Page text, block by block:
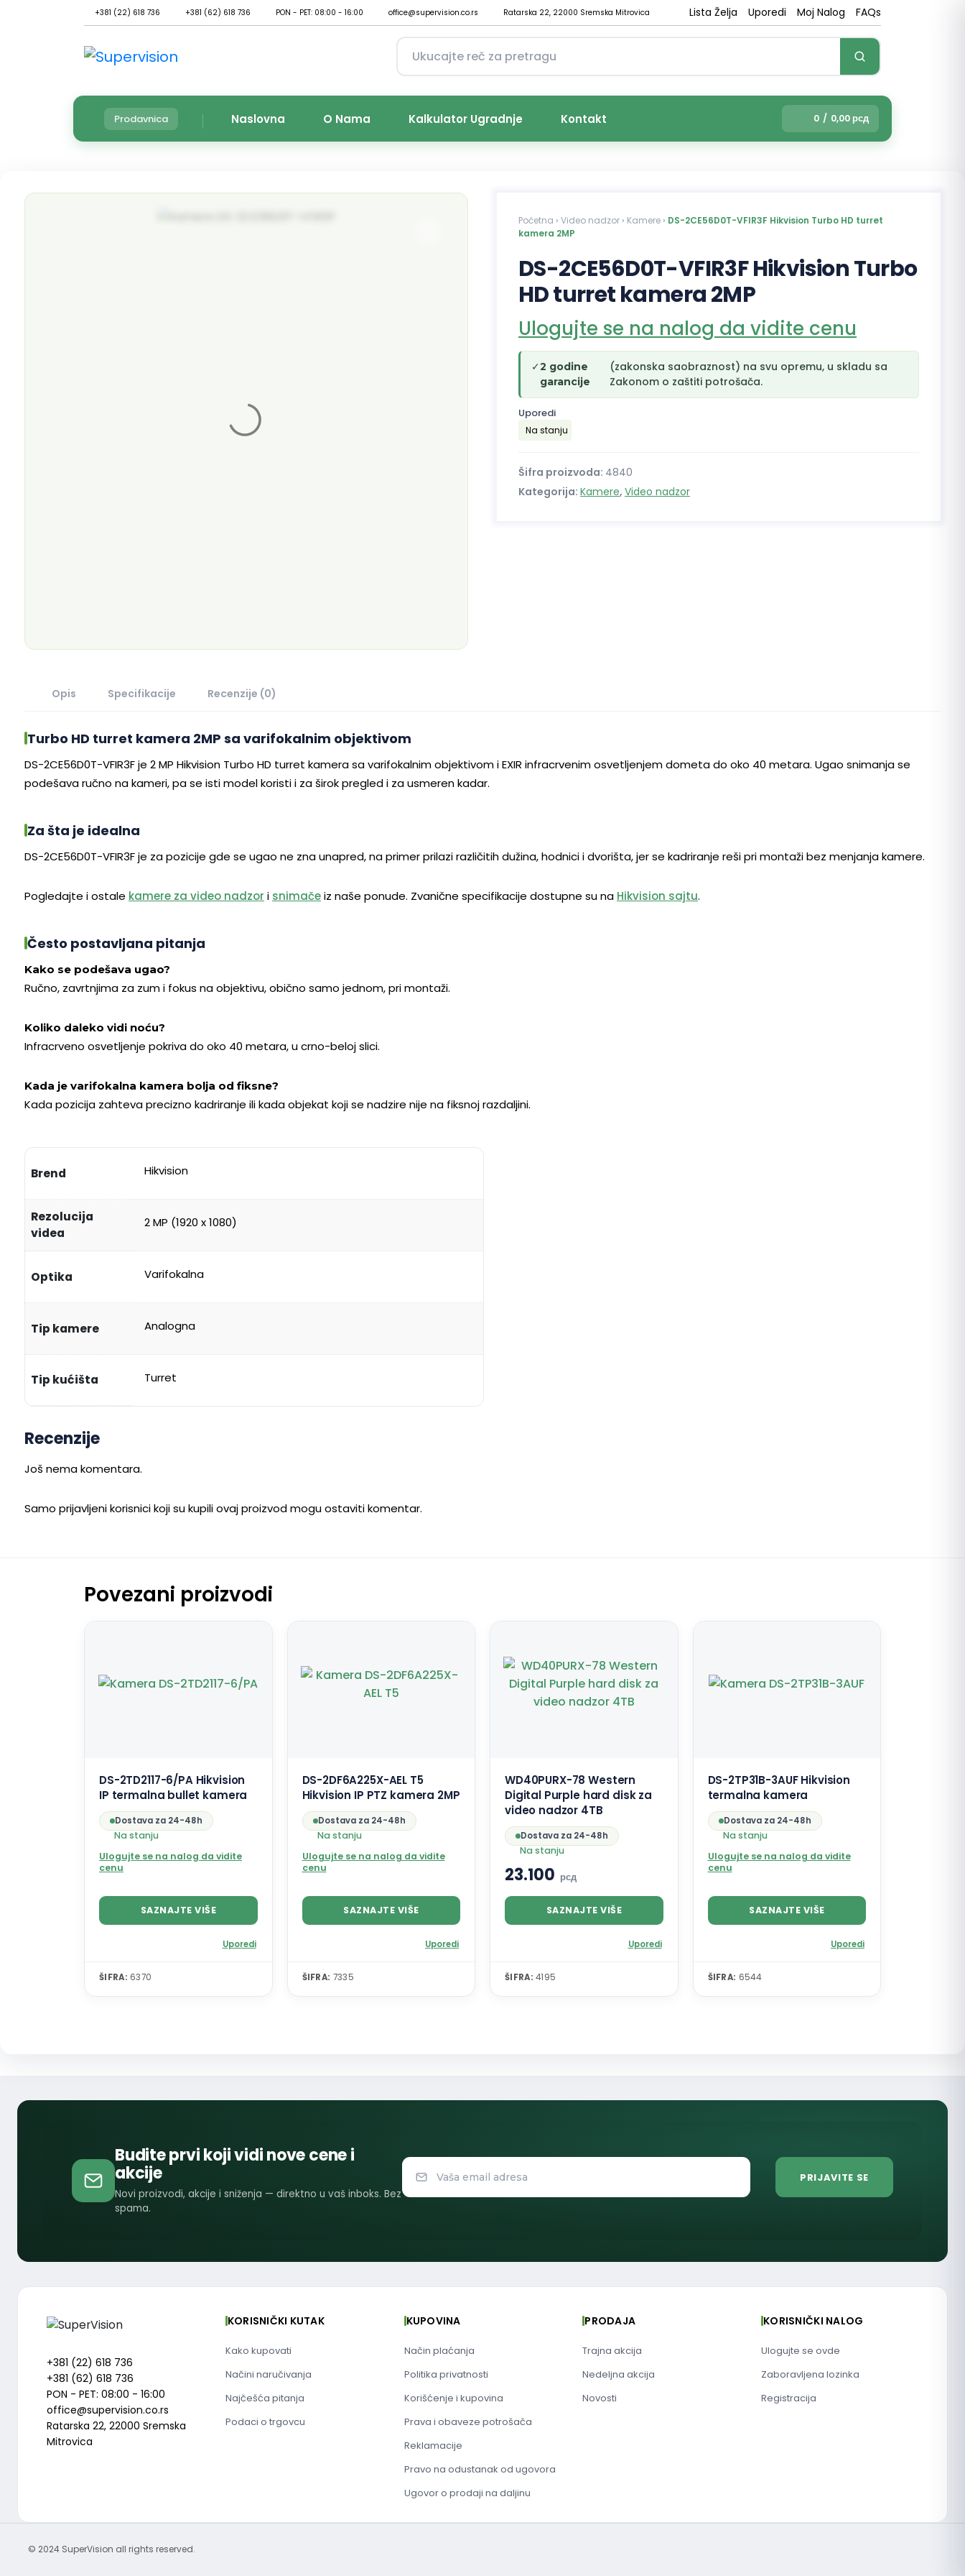
+381 (22) 618 736 +381 (62) 618 736 PON - PET: 08:00 - 16:00 office@supervision.co.rs Ratarska 22, 22000 Sremska Mitrovica Lista Želja Uporedi Moj Nalog FAQs
Prodavnica Naslovna O Nama Kalkulator Ugradnje Kontakt 0 / 0,00 рсд
Početna › Video nadzor › Kamere › DS-2CE56D0T-VFIR3F Hikvision Turbo HD turret
kamera 2MP
DS-2CE56D0T-VFIR3F Hikvision Turbo
HD turret kamera 2MP
Ulogujte se na nalog da vidite cenu
✓2 godine
garancije
(zakonska saobraznost) na svu opremu, u skladu sa
Zakonom o zaštiti potrošača.
Uporedi
Na stanju
Šifra proizvoda: 4840
Kategorija: Kamere, Video nadzor
Opis Specifikacije Recenzije (0)
Turbo HD turret kamera 2MP sa varifokalnim objektivom
DS-2CE56D0T-VFIR3F je 2 MP Hikvision Turbo HD turret kamera sa varifokalnim objektivom i EXIR infracrvenim osvetljenjem dometa do oko 40 metara. Ugao snimanja se
podešava ručno na kameri, pa se isti model koristi i za širok pregled i za usmeren kadar.
Za šta je idealna
DS-2CE56D0T-VFIR3F je za pozicije gde se ugao ne zna unapred, na primer prilazi različitih dužina, hodnici i dvorišta, jer se kadriranje reši pri montaži bez menjanja kamere.
Pogledajte i ostale kamere za video nadzor i snimačeiz naše ponude. Zvanične specifikacije dostupne su na Hikvision sajtu.
Često postavljana pitanja
Kako se podešava ugao?
Ručno, zavrtnjima za zum i fokus na objektivu, obično samo jednom, pri montaži.
Koliko daleko vidi noću?
Infracrveno osvetljenje pokriva do oko 40 metara, u crno-beloj slici.
Kada je varifokalna kamera bolja od fiksne?
Kada pozicija zahteva precizno kadriranje ili kada objekat koji se nadzire nije na fiksnoj razdaljini.
Brend Hikvision
Rezolucija
videa
2 MP (1920 x 1080)
Optika Varifokalna
Tip kamere Analogna
Tip kućišta Turret
Recenzije
Još nema komentara.
Samo prijavljeni korisnici koji su kupili ovaj proizvod mogu ostaviti komentar.
Povezani proizvodi
DS-2TD2117-6/PA Hikvision
IP termalna bullet kamera
Dostava za 24-48h
Na stanju
Ulogujte se na nalog da vidite
cenu
SAZNAJTE VIŠE
Uporedi
ŠIFRA: 6370
DS-2DF6A225X-AEL T5
Hikvision IP PTZ kamera 2MP
Dostava za 24-48h
Na stanju
Ulogujte se na nalog da vidite
cenu
SAZNAJTE VIŠE
Uporedi
ŠIFRA: 7335
WD40PURX-78 Western
Digital Purple hard disk za
video nadzor 4TB
Dostava za 24-48h
Na stanju
23.100 рсд
SAZNAJTE VIŠE
Uporedi
ŠIFRA: 4195
DS-2TP31B-3AUF Hikvision
termalna kamera
Dostava za 24-48h
Na stanju
Ulogujte se na nalog da vidite
cenu
SAZNAJTE VIŠE
Uporedi
ŠIFRA: 6544
Budite prvi koji vidi nove cene i
akcije
Novi proizvodi, akcije i sniženja — direktno u vaš inboks. Bez
spama.
+381 (22) 618 736
+381 (62) 618 736
PON - PET: 08:00 - 16:00
office@supervision.co.rs
Ratarska 22, 22000 Sremska
Mitrovica
KORISNIČKI KUTAK
Kako kupovati
Načini naručivanja
Najčešća pitanja
Podaci o trgovcu
KUPOVINA
Način plaćanja
Politika privatnosti
Korišćenje i kupovina
Prava i obaveze potrošača
Reklamacije
Pravo na odustanak od ugovora
Ugovor o prodaji na daljinu
PRODAJA
Trajna akcija
Nedeljna akcija
Novosti
KORISNIČKI NALOG
Ulogujte se ovde
Zaboravljena lozinka
Registracija
© 2024 SuperVision all rights reserved.